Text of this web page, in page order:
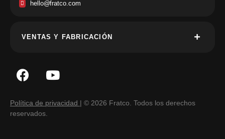
hello@fratco.com
VENTAS Y FABRICACIÓN
Política de privacidad | © 2026 Fratco. Todos los derechos
reservados.